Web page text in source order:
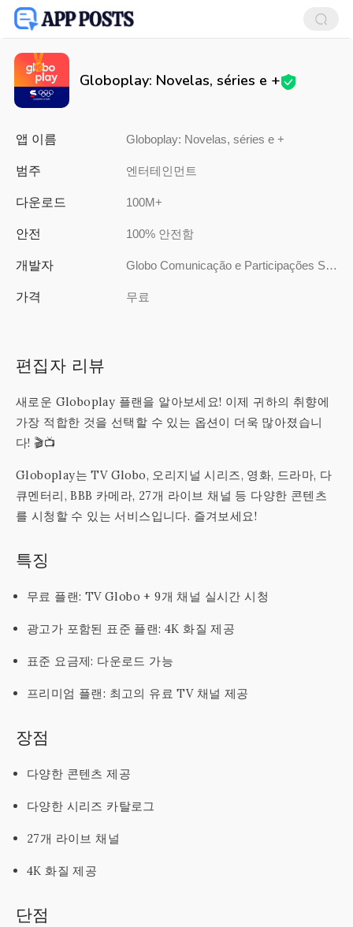
Globoplay: Novelas, séries e +
앱 이름 Globoplay: Novelas, séries e +
범주 엔터테인먼트
다운로드 100M+
안전 100% 안전함
개발자 Globo Comunicação e Participações S.A.
가격 무료
편집자 리뷰
새로운 Globoplay 플랜을 알아보세요! 이제 귀하의 취향에
가장 적합한 것을 선택할 수 있는 옵션이 더욱 많아졌습니
다! 🎬📺
Globoplay는 TV Globo, 오리지널 시리즈, 영화, 드라마, 다
큐멘터리, BBB 카메라, 27개 라이브 채널 등 다양한 콘텐츠
를 시청할 수 있는 서비스입니다. 즐겨보세요!
특징
무료 플랜: TV Globo + 9개 채널 실시간 시청
광고가 포함된 표준 플랜: 4K 화질 제공
표준 요금제: 다운로드 가능
프리미엄 플랜: 최고의 유료 TV 채널 제공
장점
다양한 콘텐츠 제공
다양한 시리즈 카탈로그
27개 라이브 채널
4K 화질 제공
단점